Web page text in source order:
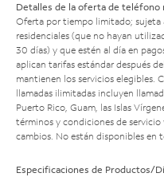
Detalles de la oferta de teléfono
Oferta por tiempo limitado; sujeta
residenciales (que no hayan
30 días) y que estén al día en
aplican tarifas estándar después
mantienen los servicios elegibles.
llamadas ilimitadas incluyen
Puerto Rico, Guam, las Islas
términos y condiciones de
cambios. No están disponibles en
Especificaciones de Productos/